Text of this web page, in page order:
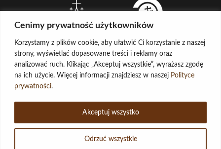
Cenimy prywatność użytkowników
Korzystamy z plików cookie, aby ułatwić Ci korzystanie z naszej
strony, wyświetlać dopasowane treści i reklamy oraz
analizować ruch. Klikając „Akceptuj wszystkie”, wyrażasz zgodę
na ich użycie. Więcej informacji znajdziesz w naszej Polityce
prywatności.
Odrzuć wszystkie
Akceptuj wszystko
LOG IN